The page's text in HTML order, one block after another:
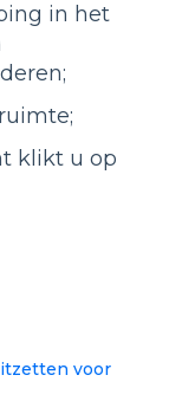
in het
klikt u op
voor